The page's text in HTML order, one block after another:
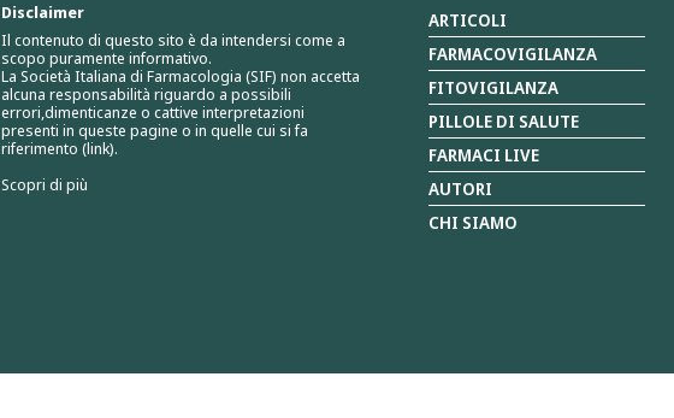
Disclaimer
Il contenuto di questo sito è da intendersi come a
scopo puramente informativo.
La Società Italiana di Farmacologia (SIF) non accetta
alcuna responsabilità riguardo a possibili
errori,dimenticanze o cattive interpretazioni
presenti in queste pagine o in quelle cui si fa
riferimento (link).
Scopri di più
ARTICOLI
FARMACOVIGILANZA
FITOVIGILANZA
PILLOLE DI SALUTE
FARMACI LIVE
AUTORI
CHI SIAMO